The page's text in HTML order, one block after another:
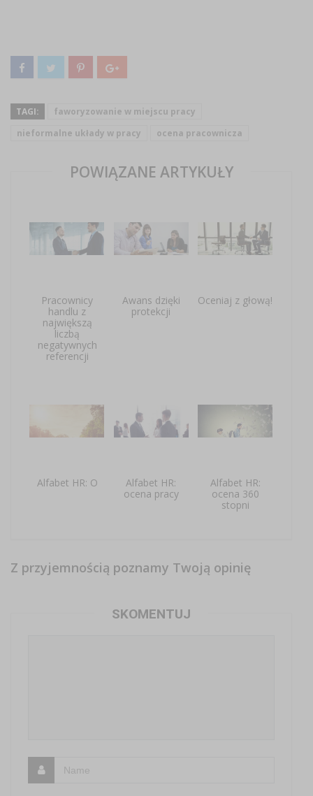
TAGI:
faworyzowanie w miejscu pracy
nieformalne układy w pracy
ocena pracownicza
POWIĄZANE ARTYKUŁY
Pracownicy
handlu z
największą
liczbą
negatywnych
referencji
Awans dzięki
protekcji
Oceniaj z głową!
Alfabet HR: O
Alfabet HR:
ocena pracy
Alfabet HR:
ocena 360
stopni
Z przyjemnością poznamy Twoją opinię
SKOMENTUJ